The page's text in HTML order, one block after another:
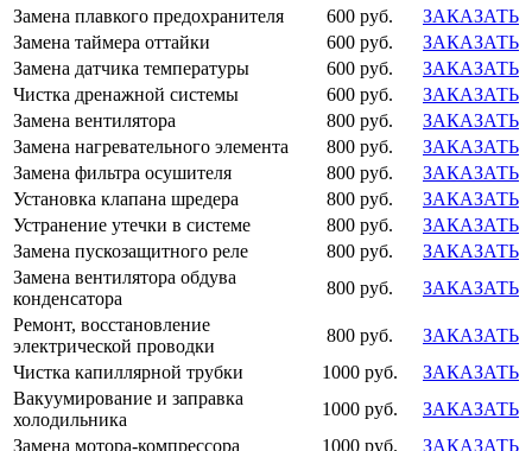
Замена плавкого предохранителя 600 руб.
ЗАКАЗАТЬ
Замена таймера оттайки
600 руб.
ЗАКАЗАТЬ
Замена датчика температуры
600 руб.
ЗАКАЗАТЬ
Чистка дренажной системы
600 руб.
ЗАКАЗАТЬ
Замена вентилятора
800 руб.
ЗАКАЗАТЬ
Замена нагревательного элемента
800 руб.
ЗАКАЗАТЬ
Замена фильтра осушителя
800 руб.
ЗАКАЗАТЬ
Установка клапана шредера
800 руб.
ЗАКАЗАТЬ
Устранение утечки в системе
800 руб.
ЗАКАЗАТЬ
Замена пускозащитного реле
800 руб.
ЗАКАЗАТЬ
Замена вентилятора обдува
конденсатора
800 руб.
ЗАКАЗАТЬ
Ремонт, восстановление
электрической проводки
800 руб.
ЗАКАЗАТЬ
Чистка капиллярной трубки
1000 руб.
ЗАКАЗАТЬ
Вакуумирование и заправка
холодильника
1000 руб.
ЗАКАЗАТЬ
Замена мотора-компрессора
1000 руб.
ЗАКАЗАТЬ